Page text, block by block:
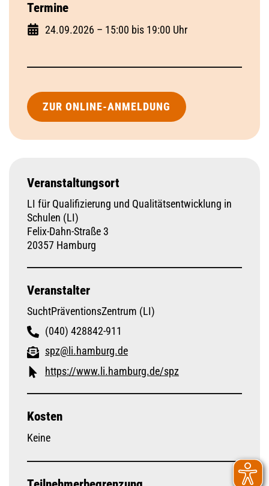
Termine
24.09.2026 – 15:00 bis 19:00 Uhr
ZUR ONLINE-ANMELDUNG
Veranstaltungsort
LI für Qualifizierung und Qualitätsentwicklung in
Schulen (LI)
Felix-Dahn-Straße 3
20357 Hamburg
Veranstalter
SuchtPräventionsZentrum (LI)
(040) 428842-911
spz@li.hamburg.de
https://www.li.hamburg.de/spz
Kosten
Keine